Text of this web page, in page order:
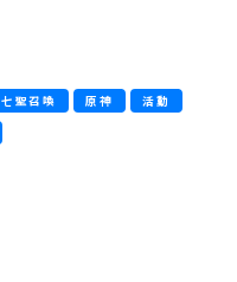
七聖召喚 原神
活動